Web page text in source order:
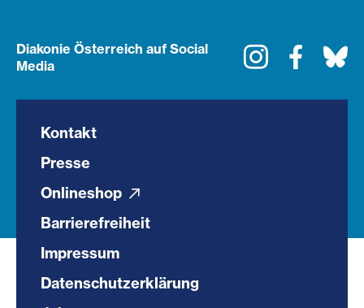
Diakonie Österreich auf Social
Media
Instagram
Kontakt
Presse
Onlineshop
Barrierefreiheit
Impressum
Datenschutzerklärung